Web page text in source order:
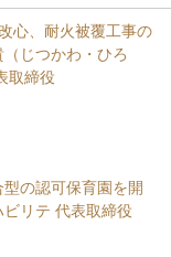
心、耐火被覆工事の
じつかわ・ひろ
取締役
型の認可保育園を開
リテ 代表取締役